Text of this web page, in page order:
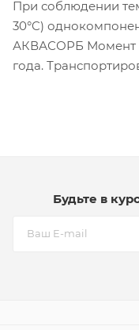
При соблюдении
30°C)
АКВАСОРБ Момент
года.
Будьте в